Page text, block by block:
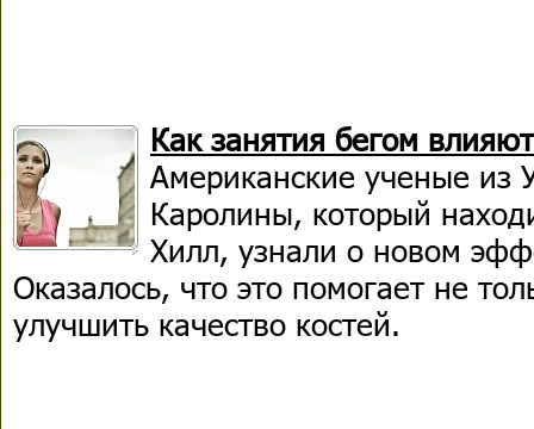
Как занятия бегом
Американские ученые из
Каролины, который
Хилл, узнали о новом
Оказалось, что это помогает не
улучшить качество костей.